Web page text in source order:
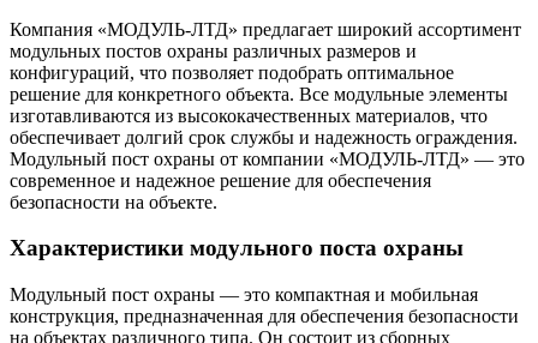
Компания «МОДУЛЬ-ЛТД» предлагает широкий ассортимент
модульных постов охраны различных размеров и
конфигураций, что позволяет подобрать оптимальное
решение для конкретного объекта. Все модульные элементы
изготавливаются из высококачественных материалов, что
обеспечивает долгий срок службы и надежность ограждения.
Модульный пост охраны от компании «МОДУЛЬ-ЛТД» — это
современное и надежное решение для обеспечения
безопасности на объекте.
Характеристики модульного поста охраны
Модульный пост охраны — это компактная и мобильная
конструкция, предназначенная для обеспечения безопасности
на объектах различного типа. Он состоит из сборных